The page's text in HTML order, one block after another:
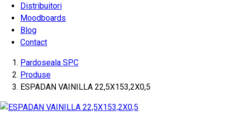
Distribuitori
Moodboards
Blog
Contact
Pardoseala SPC
Produse
ESPADAN VAINILLA 22,5X153,2X0,5